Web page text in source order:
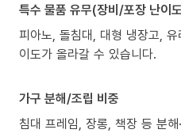
특수 물품 유무(장비/포장 난이
피아노, 돌침대, 대형 냉장고,
이도가 올라갈 수 있습니다.
가구 분해/조립 비중
침대 프레임, 장롱, 책장 등 분